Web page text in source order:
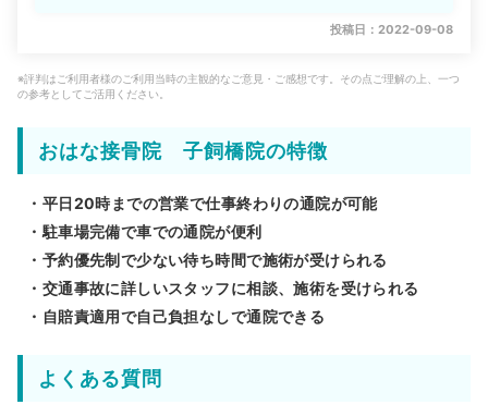
投稿日：2022-09-08
※評判はご利用者様のご利用当時の主観的なご意見・ご感想です。その点ご理解の上、一つ
の参考としてご活用ください。
おはな接骨院 子飼橋院の特徴
・平日20時までの営業で仕事終わりの通院が可能
・駐車場完備で車での通院が便利
・予約優先制で少ない待ち時間で施術が受けられる
・交通事故に詳しいスタッフに相談、施術を受けられる
・自賠責適用で自己負担なしで通院できる
よくある質問